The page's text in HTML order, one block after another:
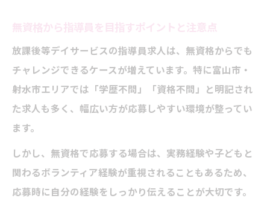
無資格から指導員を目指すポイントと注意点
放課後等デイサービスの指導員求人は、無資格からでも
チャレンジできるケースが増えています。特に富山市・
射水市エリアでは「学歴不問」「資格不問」と明記され
た求人も多く、幅広い方が応募しやすい環境が整ってい
ます。
しかし、無資格で応募する場合は、実務経験や子どもと
関わるボランティア経験が重視されることもあるため、
応募時に自分の経験をしっかり伝えることが大切です。